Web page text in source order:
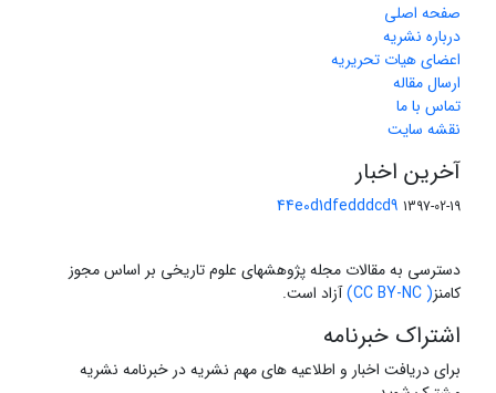
صفحه اصلی
درباره نشریه
اعضای هیات تحریریه
ارسال مقاله
تماس با ما
نقشه سایت
آخرین اخبار
44e0d1dfedddcd9 1397-02-19
دسترسی به مقالات مجله پژوهشهای علوم تاریخی بر اساس مجوز
کامنز( CC BY-NC) آزاد است.
اشتراک خبرنامه
برای دریافت اخبار و اطلاعیه های مهم نشریه در خبرنامه نشریه